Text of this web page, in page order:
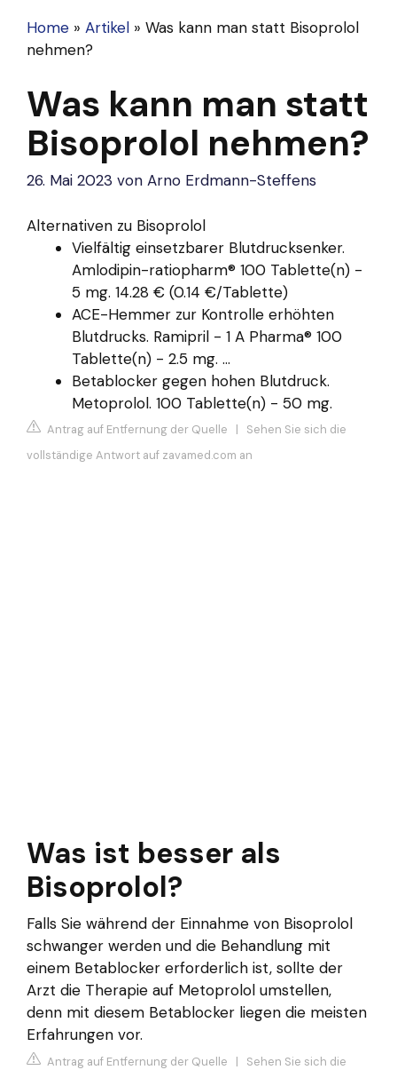
Home » Artikel » Was kann man statt Bisoprolol
nehmen?
Was kann man statt
Bisoprolol nehmen?
26. Mai 2023 von Arno Erdmann-Steffens
Alternativen zu Bisoprolol
Vielfältig einsetzbarer Blutdrucksenker.
Amlodipin-ratiopharm® 100 Tablette(n) -
5 mg. 14.28 € (0.14 €/Tablette)
ACE-Hemmer zur Kontrolle erhöhten
Blutdrucks. Ramipril - 1 A Pharma® 100
Tablette(n) - 2.5 mg. ...
Betablocker gegen hohen Blutdruck.
Metoprolol. 100 Tablette(n) - 50 mg.
Antrag auf Entfernung der Quelle | Sehen Sie sich die
vollständige Antwort auf zavamed.com an
Was ist besser als
Bisoprolol?
Falls Sie während der Einnahme von Bisoprolol
schwanger werden und die Behandlung mit
einem Betablocker erforderlich ist, sollte der
Arzt die Therapie auf Metoprolol umstellen,
denn mit diesem Betablocker liegen die meisten
Erfahrungen vor.
Antrag auf Entfernung der Quelle | Sehen Sie sich die